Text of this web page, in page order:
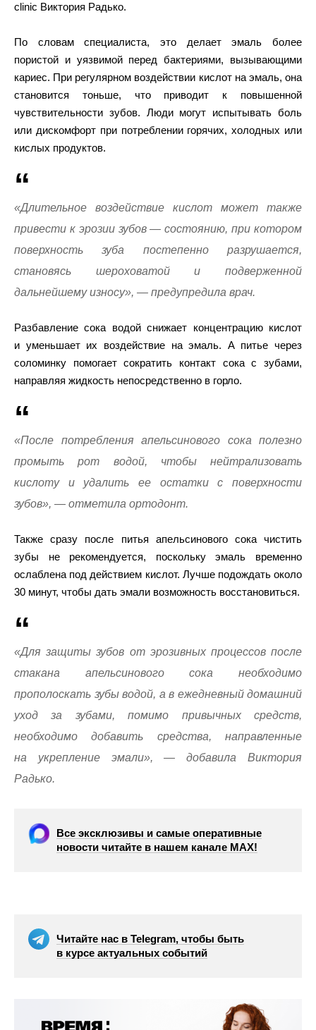
clinic Виктория Радько.
По словам специалиста, это делает эмаль более
пористой и уязвимой перед бактериями, вызывающими
кариес. При регулярном воздействии кислот на эмаль, она
становится тоньше, что приводит к повышенной
чувствительности зубов. Люди могут испытывать боль
или дискомфорт при потреблении горячих, холодных или
кислых продуктов.
«Длительное воздействие кислот может также
привести к эрозии зубов — состоянию, при котором
поверхность зуба постепенно разрушается,
становясь шероховатой и подверженной
дальнейшему износу», — предупредила врач.
Разбавление сока водой снижает концентрацию кислот
и уменьшает их воздействие на эмаль. А питье через
соломинку помогает сократить контакт сока с зубами,
направляя жидкость непосредственно в горло.
«После потребления апельсинового сока полезно
промыть рот водой, чтобы нейтрализовать
кислоту и удалить ее остатки с поверхности
зубов», — отметила ортодонт.
Также сразу после питья апельсинового сока чистить
зубы не рекомендуется, поскольку эмаль временно
ослаблена под действием кислот. Лучше подождать около
30 минут, чтобы дать эмали возможность восстановиться.
«Для защиты зубов от эрозивных процессов после
стакана апельсинового сока необходимо
прополоскать зубы водой, а в ежедневный домашний
уход за зубами, помимо привычных средств,
необходимо добавить средства, направленные
на укрепление эмали», — добавила Виктория
Радько.
Все эксклюзивы и самые оперативные
новости читайте в нашем канале МАХ!
Читайте нас в Telegram, чтобы быть
в курсе актуальных событий